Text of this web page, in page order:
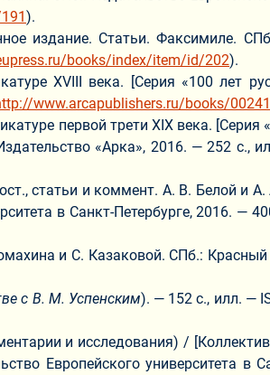
).
издание. Статьи. Факсимиле.
books/index/item/id/202).
XVIII века. [Серия «100 лет
www.arcapublishers.ru/books/
первой трети XIX века. [Серия
«Арка», 2016. — 252 с.,
статьи и коммент. А. В. Белой и А.
в Санкт-Петербурге, 2016. —
и С. Казаковой. СПб.:
с В. М. Успенским). — 152 с., илл. —
и исследования) /
Европейского университета в